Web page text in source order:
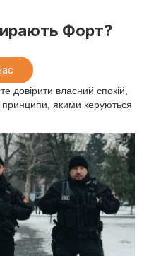
Форт?
довірити власний спокій,
принципи, якими керуються